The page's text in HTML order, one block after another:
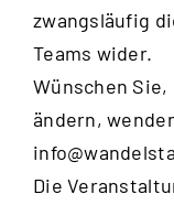
zwangsläufig
Teams wider.
Wünschen
ändern,
Die